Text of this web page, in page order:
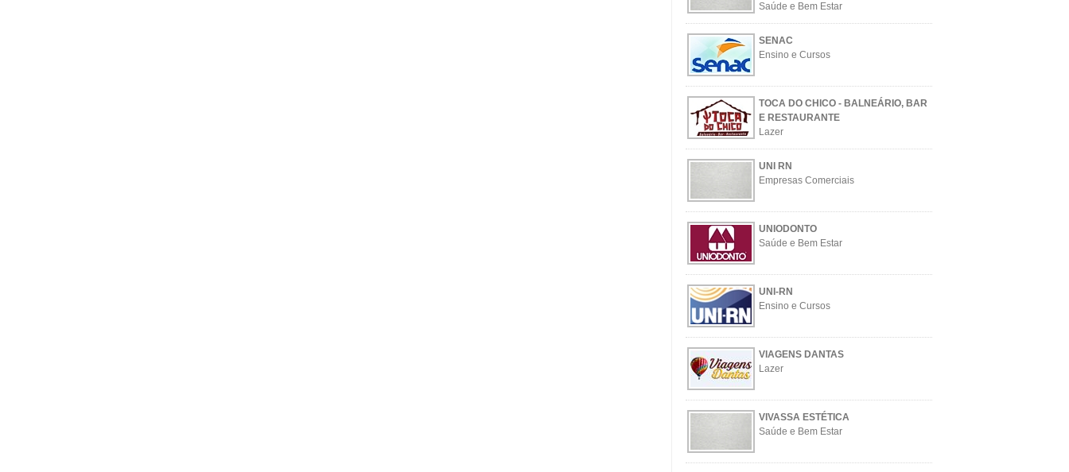
Saúde e Bem Estar
SENAC
Ensino e Cursos
TOCA DO CHICO - BALNEÁRIO, BAR
E RESTAURANTE
Lazer
UNI RN
Empresas Comerciais
UNIODONTO
Saúde e Bem Estar
UNI-RN
Ensino e Cursos
VIAGENS DANTAS
Lazer
VIVASSA ESTÉTICA
Saúde e Bem Estar